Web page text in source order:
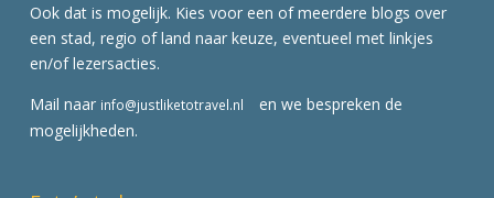
Ook dat is mogelijk. Kies voor een of meerdere blogs over
een stad, regio of land naar keuze, eventueel met linkjes
en/of lezersacties.
Mail naar info@justliketotravel.nl
en we bespreken de
mogelijkheden.